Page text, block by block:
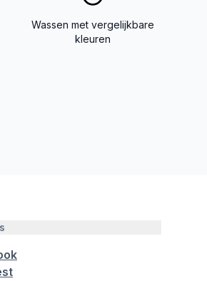
Wassen met vergelijkbare
kleuren